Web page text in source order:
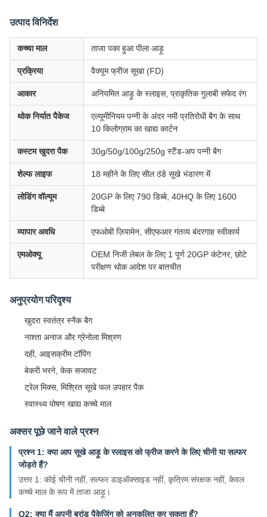
उत्पाद विनिर्देश
कच्चा माल ताजा पका हुआ पीला आड़ू
प्रक्रिया वैक्यूम फ्रीज सूखा (FD)
आकार अनियमित आड़ू के स्लाइस, प्राकृतिक गुलाबी सफेद रंग
थोक निर्यात पैकेज
एल्यूमीनियम पन्नी के अंदर नमी प्रतिरोधी बैग के साथ
10 किलोग्राम का खाद्य कार्टन
कस्टम खुदरा पैक 30g/50g/100g/250g स्टैंड-अप पन्नी बैग
शेल्फ लाइफ 18 महीने के लिए सील ठंडे सूखे भंडारण में
लोडिंग वॉल्यूम
20GP के लिए 790 डिब्बे, 40HQ के लिए 1600
डिब्बे
व्यापार अवधि एफओबी ज़ियामेन, सीएफआर गंतव्य बंदरगाह स्वीकार्य
एमओक्यू
OEM निजी लेबल के लिए 1 पूर्ण 20GP कंटेनर, छोटे
परीक्षण थोक आदेश पर बातचीत
अनुप्रयोग परिदृश्य
खुदरा स्वतंत्र स्नैक बैग
नाश्ता अनाज और ग्रेनोला मिश्रण
दही, आइसक्रीम टॉपिंग
बेकरी भरने, केक सजावट
ट्रेल मिक्स, मिश्रित सूखे फल उपहार पैक
स्वास्थ्य पोषण खाद्य कच्चे माल
अक्सर पूछे जाने वाले प्रश्न
प्रश्न 1: क्या आप सूखे आड़ू के स्लाइस को फ्रीज करने के लिए चीनी या सल्फर
जोड़ते हैं?
उत्तर 1: कोई चीनी नहीं, सल्फर डाइऑक्साइड नहीं, कृत्रिम संरक्षक नहीं, केवल
कच्चे माल के रूप में ताजा आड़ू।
Q2: क्या मैं अपनी ब्रांड पैकेजिंग को अनुकूलित कर सकता हूँ?